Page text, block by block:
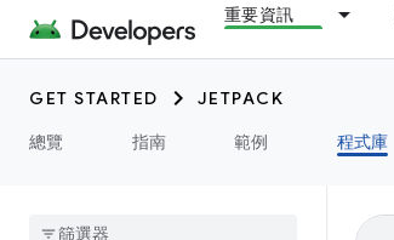
重要資訊
GET STARTED
JETPACK
總覽
指南 範例 程式庫
androidx.camera.media3
androidx.car
androidx.car.app
androidx